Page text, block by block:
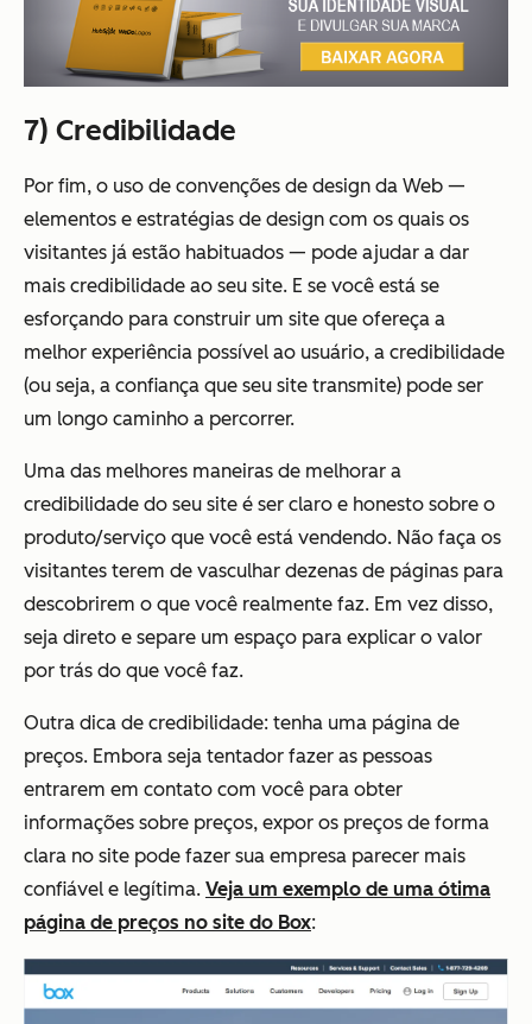
7) Credibilidade
Por fim, o uso de convenções de design da Web —
elementos e estratégias de design com os quais os
visitantes já estão habituados — pode ajudar a dar
mais credibilidade ao seu site. E se você está se
esforçando para construir um site que ofereça a
melhor experiência possível ao usuário, a credibilidade
(ou seja, a confiança que seu site transmite) pode ser
um longo caminho a percorrer.
Uma das melhores maneiras de melhorar a
credibilidade do seu site é ser claro e honesto sobre o
produto/serviço que você está vendendo. Não faça os
visitantes terem de vasculhar dezenas de páginas para
descobrirem o que você realmente faz. Em vez disso,
seja direto e separe um espaço para explicar o valor
por trás do que você faz.
Outra dica de credibilidade: tenha uma página de
preços. Embora seja tentador fazer as pessoas
entrarem em contato com você para obter
informações sobre preços, expor os preços de forma
clara no site pode fazer sua empresa parecer mais
confiável e legítima. Veja um exemplo de uma ótima
página de preços no site do Box: